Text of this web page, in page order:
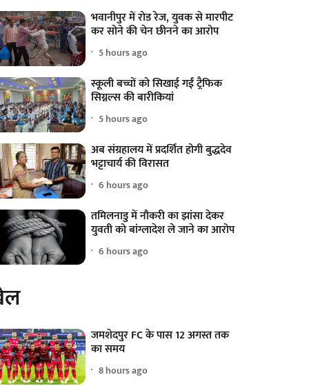
भवानीपुर में रोड रेज, युवक से मारपीट
कर सोने की चेन छीनने का आरोप
5 hours ago
स्कूली बच्चों को सिखाई गईं ट्रैफिक
सिग्नल्स की बारीकियां
5 hours ago
अब संग्रहालय में प्रदर्शित होगी बुद्धदेव
भट्टाचार्य की विरासत
6 hours ago
तमिलनाडु में नौकरी का झांसा देकर
युवती को बांग्लादेश ले जाने का आरोप
6 hours ago
जमशेदपुर FC के पास 12 अगस्त तक
का समय
8 hours ago